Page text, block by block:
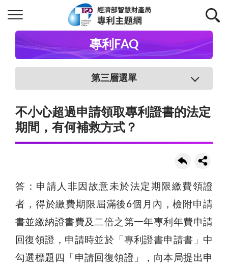
專利FAQ
第三層選單
不小心超過申請領取專利證書的法定
期間，有何補救方式？
答：申請人非因故意未於法定期限繳費領證
者，得於繳費期限屆滿後6個月內，檢附申請
書並繳納證書費及二倍之第一年專利年費申請
回復領證，申請時並於「專利證書申請書」中
勾選標題四「申請回復領證」，向本局提出申